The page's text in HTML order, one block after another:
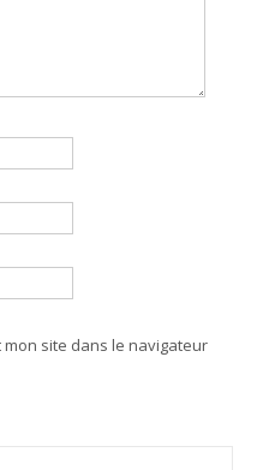
site dans le navigateur